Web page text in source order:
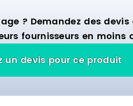
? Demandez des
fournisseurs en moins
un devis pour ce produit